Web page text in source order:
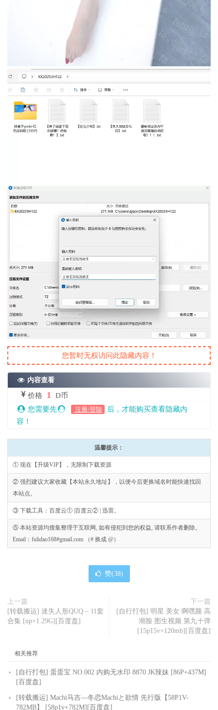
您暂时无权访问此隐藏内容！
内容查看
价格 1
D币
您需要先
注册/登陆
后，才能购买查看隐藏内
容！
温馨提示：
① 现在【升级VIP】，无限制下载资源
② 强烈建议大家收藏【本站永久地址】，以便今后更换域名时能快速找回
本站点。
③ 下载工具：百度云① |百度云② | 迅雷。
⑤ 本站资源均搜集整理于互联网, 如有侵犯到您的权益, 请联系作者删除。
Email：fulidao168#gmail.com （# 换成 @）
赞(38)
上一篇
[转载搬运] 迷失人形QUQ – 11套
合集 [np+1.29G][百度盘]
下一篇
[自行打包] 明星 美女 啊嘿颜 高
潮脸 图生视频 第九十弹
[15p15v+120mb][百度盘]
相关推荐
[自行打包] 蛋蛋宝 NO.002 内购无水印 8870 JK辣妹 [86P+437M]
[百度盘]
[转载搬运] Machi马吉—冬恋Machiと欲情 先行版【58P1V-
782MB】 [58p1v+782M][百度盘]